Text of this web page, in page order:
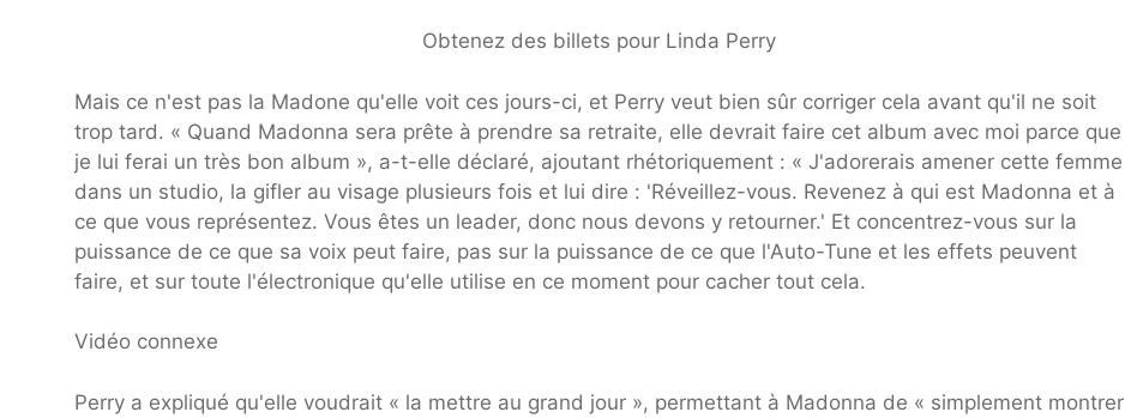
Obtenez des billets pour Linda Perry
Mais ce n'est pas la Madone qu'elle voit ces jours-ci, et Perry veut bien sûr corriger cela avant qu'il ne soit
trop tard. « Quand Madonna sera prête à prendre sa retraite, elle devrait faire cet album avec moi parce que
je lui ferai un très bon album », a-t-elle déclaré, ajoutant rhétoriquement : « J'adorerais amener cette femme
dans un studio, la gifler au visage plusieurs fois et lui dire : 'Réveillez-vous. Revenez à qui est Madonna et à
ce que vous représentez. Vous êtes un leader, donc nous devons y retourner.' Et concentrez-vous sur la
puissance de ce que sa voix peut faire, pas sur la puissance de ce que l'Auto-Tune et les effets peuvent
faire, et sur toute l'électronique qu'elle utilise en ce moment pour cacher tout cela.
Vidéo connexe
Perry a expliqué qu'elle voudrait « la mettre au grand jour », permettant à Madonna de « simplement montrer